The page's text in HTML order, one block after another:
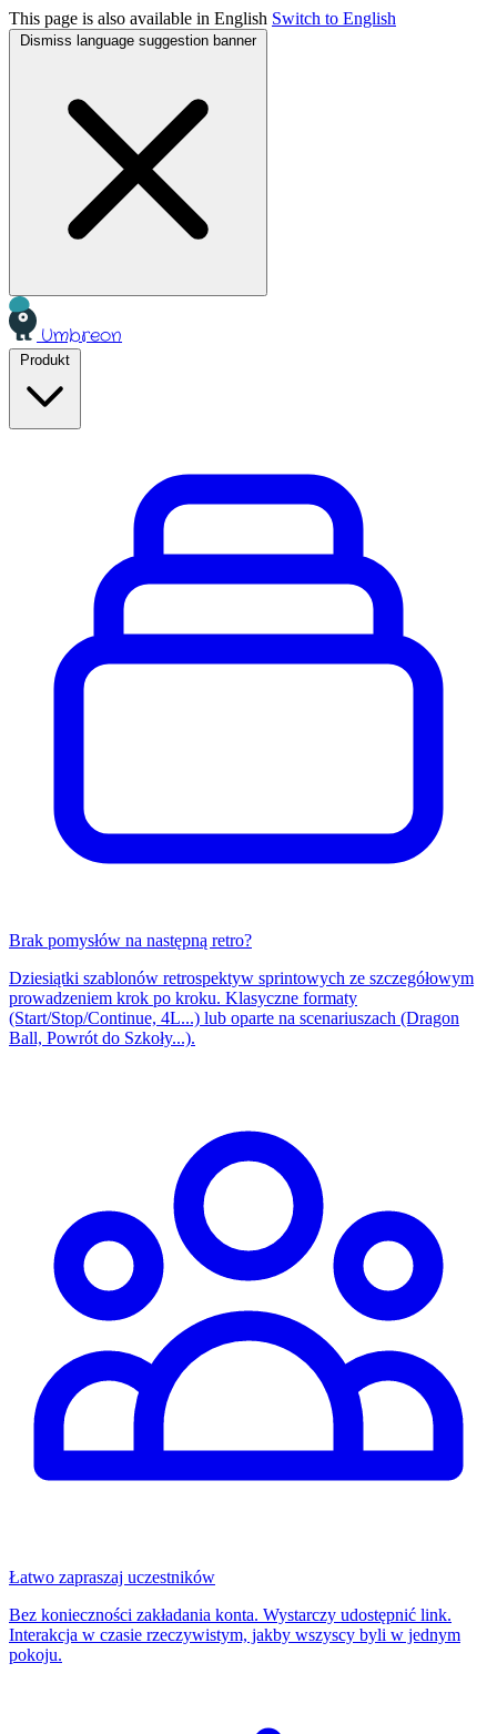
This page is also available in English Switch to English
Dismiss language suggestion banner
Umbreon
Brak pomysłów na następną retro?
Dziesiątki szablonów retrospektyw sprintowych ze szczegółowym
prowadzeniem krok po kroku. Klasyczne formaty
(Start/Stop/Continue, 4L...) lub oparte na scenariuszach (Dragon
Ball, Powrót do Szkoły...).
Łatwo zapraszaj uczestników
Bez konieczności zakładania konta. Wystarczy udostępnić link.
Interakcja w czasie rzeczywistym, jakby wszyscy byli w jednym
pokoju.